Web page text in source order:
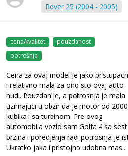
Rover 25 (2004 - 2005)
cena/kvalitet
pouzdanost
potrošnja
Cena za ovaj model je jako
i relativno mala za ono sto ovaj auto
nudi. Pouzdan je, a potrosnja je mala
uzimajuci u obzir da je motor od 2000
kubika i sa turbinom. Pre ovog
automobila vozio sam Golfa 4 sa sest
brzina i poredjenja radi potrosnja je
Ukratko jaka i pristojno udobna mas...